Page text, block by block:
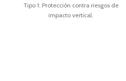
Tipo 1: Protección contra riesgos de
impacto vertical.